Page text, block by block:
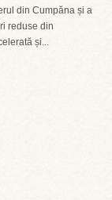
din Cumpăna și a
reduse din
și...